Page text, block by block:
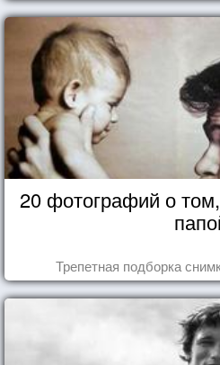
20 фотографий о
Трепетная подборка